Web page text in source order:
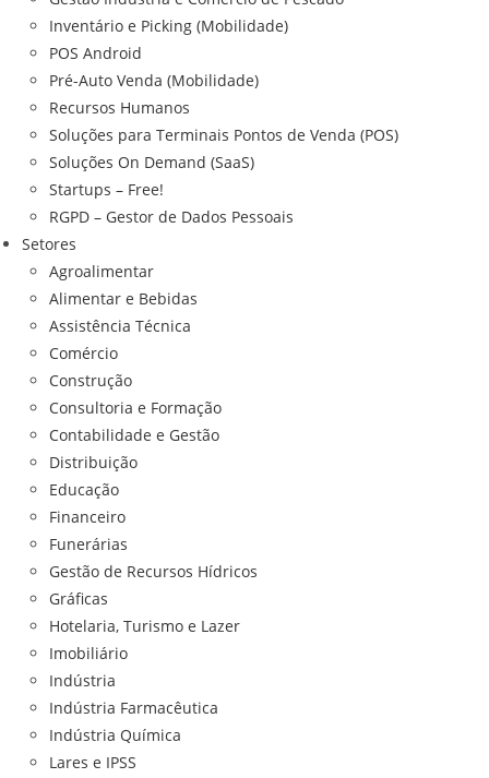
Inventário e Picking (Mobilidade)
POS Android
Pré-Auto Venda (Mobilidade)
Recursos Humanos
Soluções para Terminais Pontos de Venda (POS)
Soluções On Demand (SaaS)
Startups – Free!
RGPD – Gestor de Dados Pessoais
Setores
Agroalimentar
Alimentar e Bebidas
Assistência Técnica
Comércio
Construção
Consultoria e Formação
Contabilidade e Gestão
Distribuição
Educação
Financeiro
Funerárias
Gestão de Recursos Hídricos
Gráficas
Hotelaria, Turismo e Lazer
Imobiliário
Indústria
Indústria Farmacêutica
Indústria Química
Lares e IPSS